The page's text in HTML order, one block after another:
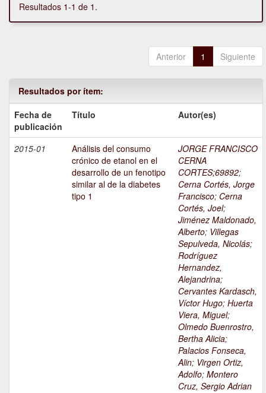
Resultados 1-1 de 1.
Anterior 1 Siguiente
Resultados por ítem:
Fecha de
publicación
Título Autor(es)
2015-01
Análisis del consumo
crónico de etanol en el
desarrollo de un fenotipo
similar al de la diabetes
tipo 1
JORGE FRANCISCO
CERNA
CORTES;69892;
Cerna Cortés, Jorge
Francisco; Cerna
Cortés, Joel;
Jiménez Maldonado,
Alberto; Villegas
Sepulveda, Nicolás;
Rodríguez
Hernandez,
Alejandrina;
Cervantes Kardasch,
Víctor Hugo; Huerta
Viera, Miguel;
Olmedo Buenrostro,
Bertha Alicia;
Palacios Fonseca,
Alin; Virgen Ortiz,
Adolfo; Montero
Cruz, Sergio Adrian